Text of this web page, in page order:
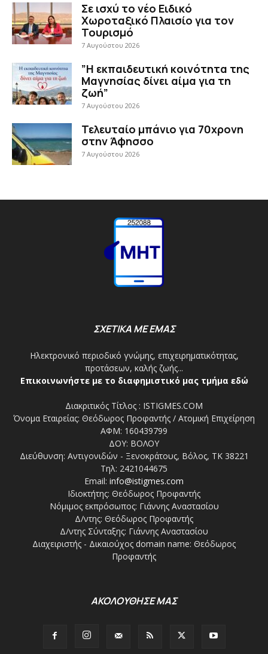
Σε ισχύ το νέο Ειδικό
Χωροταξικό Πλαισίο για τον
Τουρισμό
7 Αυγούστου 2026
”Η εκπαιδευτική κοινότητα της
Μαγνησίας δίνει αίμα για τη
ζωή”
7 Αυγούστου 2026
Τελευταίο μπάνιο για 70χρονη
στην Άφησσο
7 Αυγούστου 2026
ΣΧΕΤΙΚΑ ΜΕ ΕΜΑΣ
Ηλεκτρονικό περιοδικό γνώμης, επιχειρηματικότητας,
προτάσεων, καλής ζωής...
Επικοινωνήστε με το διαφημιστικό μας τμήμα εδώ
Διακριτικός Τίτλος : ISTIGMES.COM
Όνομα Εταιρείας: Θεόδωρος Προφαντής / Ατομική Επιχείρηση
ΑΦΜ: 160439799
ΔΟΥ: ΒΟΛΟΥ
Διεύθυνση: Αντιγονιδών - Ξενοκράτους, Βόλος, ΤΚ 38221
Τηλ: 2421044675
Email: info@istigmes.com
Ιδιοκτήτης: Θεόδωρος Προφαντής
Νόμιμος εκπρόσωπος: Γιάννης Αναστασίου
Δ/ντης: Θεόδωρος Προφαντής
Δ/ντης Σύνταξης: Γιάννης Αναστασίου
Διαχειριστής - Δικαιούχος domain name: Θεόδωρος
Προφαντής
ΑΚΟΛΟΥΘΗΣΕ ΜΑΣ